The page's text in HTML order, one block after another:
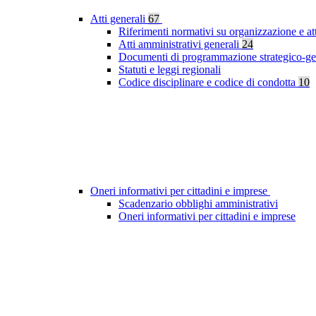
Atti generali 67
Riferimenti normativi su organizzazione e
Atti amministrativi generali 24
Documenti di programmazione strategico-
Statuti e leggi regionali
Codice disciplinare e codice di condotta 10
Oneri informativi per cittadini e imprese
Scadenzario obblighi amministrativi
Oneri informativi per cittadini e imprese